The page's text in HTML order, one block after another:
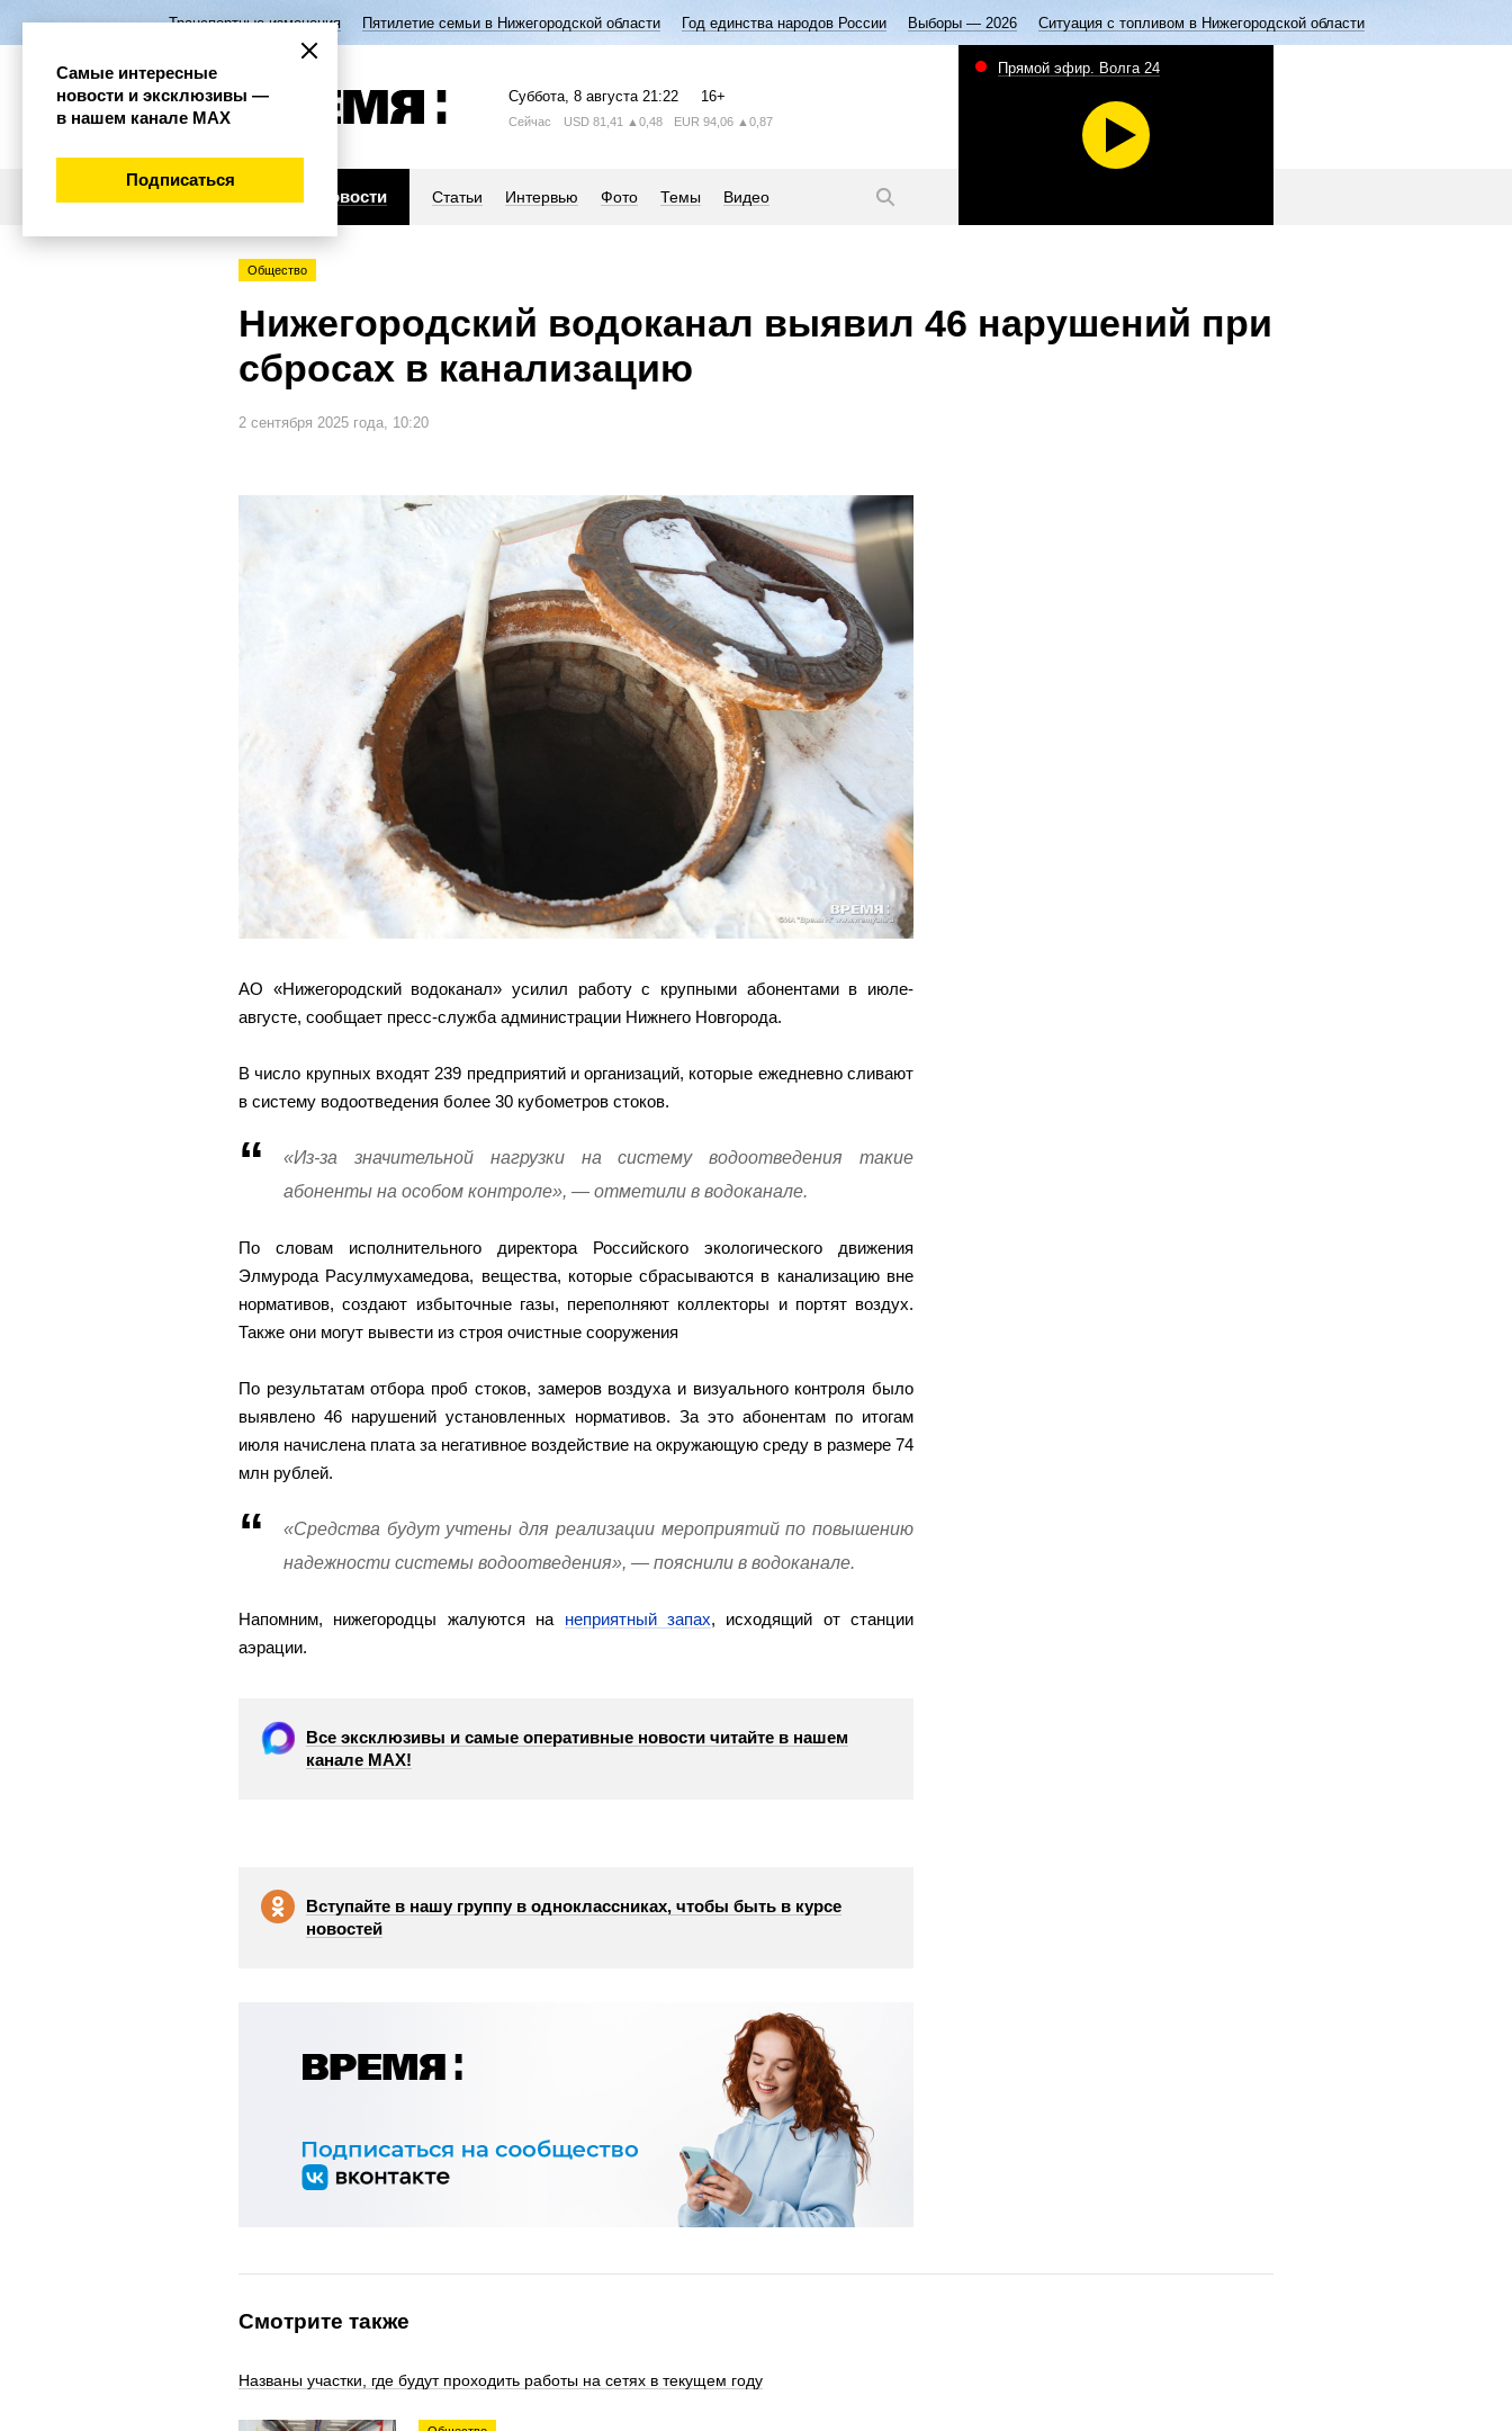
Транспортные изменения Пятилетие семьи в Нижегородской области Год единства народов России Выборы — 2026 Ситуация с топливом в Нижегородской области
Суббота, 8 августа 21:22 16+
Сейчас USD 81,41 ▲0,48 EUR 94,06 ▲0,87
Новости Статьи Интервью Фото Темы Видео
Прямой эфир. Волга 24
Общество
Нижегородский водоканал выявил 46 нарушений при
сбросах в канализацию
2 сентября 2025 года, 10:20
АО «Нижегородский водоканал» усилил работу с крупными абонентами в июле-
августе, сообщает пресс-служба администрации Нижнего Новгорода.
В число крупных входят 239 предприятий и организаций, которые ежедневно сливают
в систему водоотведения более 30 кубометров стоков.
«Из-за значительной нагрузки на систему водоотведения такие
абоненты на особом контроле», — отметили в водоканале.
По словам исполнительного директора Российского экологического движения
Элмурода Расулмухамедова, вещества, которые сбрасываются в канализацию вне
нормативов, создают избыточные газы, переполняют коллекторы и портят воздух.
Также они могут вывести из строя очистные сооружения
По результатам отбора проб стоков, замеров воздуха и визуального контроля было
выявлено 46 нарушений установленных нормативов. За это абонентам по итогам
июля начислена плата за негативное воздействие на окружающую среду в размере 74
млн рублей.
«Средства будут учтены для реализации мероприятий по повышению
надежности системы водоотведения», — пояснили в водоканале.
Напомним, нижегородцы жалуются на неприятный запах, исходящий от станции
аэрации.
Все эксклюзивы и самые оперативные новости читайте в нашем
канале МАХ!
Вступайте в нашу группу в одноклассниках, чтобы быть в курсе
новостей
Смотрите также
Названы участки, где будут проходить работы на сетях в текущем году
Самые интересные
новости и эксклюзивы —
в нашем канале МАХ
Подписаться